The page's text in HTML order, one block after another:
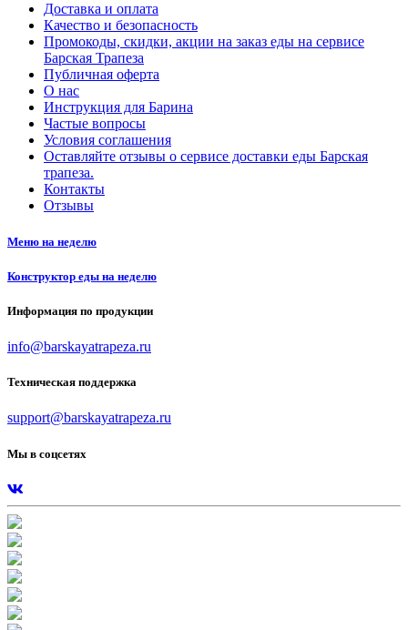
Доставка и оплата
Качество и безопасность
Промокоды, скидки, акции на заказ еды на сервисе
Барская Трапеза
Публичная оферта
О нас
Инструкция для Барина
Частые вопросы
Условия соглашения
Оставляйте отзывы о сервисе доставки еды Барская
трапеза.
Контакты
Отзывы
Меню на неделю
Конструктор еды на неделю
Информация по продукции
info@barskayatrapeza.ru
Техническая поддержка
support@barskayatrapeza.ru
Мы в соцсетях